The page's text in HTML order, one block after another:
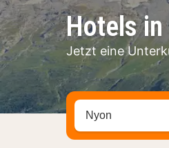
Hotels in
Jetzt eine
Stadt, Region